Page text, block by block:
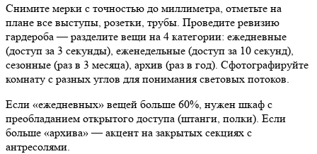
Снимите мерки с точностью до миллиметра, отметьте на
плане все выступы, розетки, трубы. Проведите ревизию
гардероба — разделите вещи на 4 категории: ежедневные
(доступ за 3 секунды), еженедельные (доступ за 10 секунд),
сезонные (раз в 3 месяца), архив (раз в год). Сфотографируйте
комнату с разных углов для понимания световых потоков.
Если «ежедневных» вещей больше 60%, нужен шкаф с
преобладанием открытого доступа (штанги, полки). Если
больше «архива» — акцент на закрытых секциях с
антресолями.